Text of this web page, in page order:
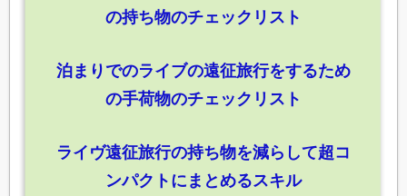
の持ち物のチェックリスト
泊まりでのライブの遠征旅行をするため
の手荷物のチェックリスト
ライヴ遠征旅行の持ち物を減らして超コ
ンパクトにまとめるスキル